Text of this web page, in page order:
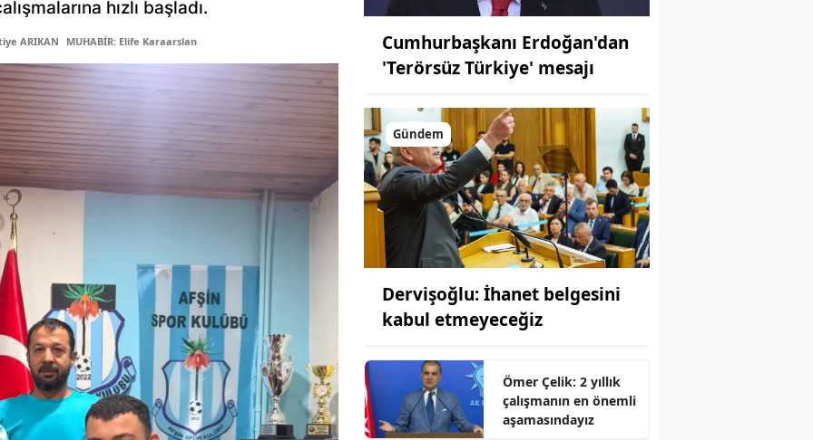
hızlı başladı.
ARIKAN MUHABİR: Elife Karaarslan
Cumhurbaşkanı Erdoğan'dan
'Terörsüz Türkiye' mesajı
Gündem
Dervişoğlu: İhanet belgesini
kabul etmeyeceğiz
Ömer Çelik: 2 yıllık
çalışmanın en önemli
aşamasındayız